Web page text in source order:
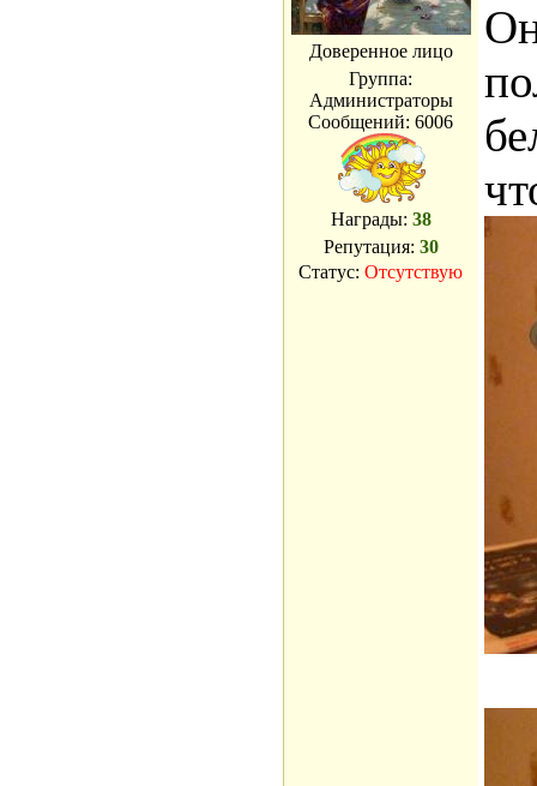
Доверенное лицо
Группа:
Администраторы
Сообщений:6006
Награды: 38
Репутация: 30
Статус:Отсутствую